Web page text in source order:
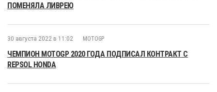
ПОМЕНЯЛА ЛИВРЕЮ
30 августа 2022 в 11:02 MOTOGP
ЧЕМПИОН MOTOGP 2020 ГОДА ПОДПИСАЛ КОНТРАКТ С
REPSOL HONDA